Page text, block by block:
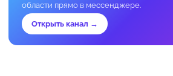
области прямо в мессенджере.
Открыть канал →